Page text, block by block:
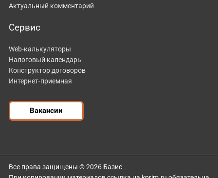
Актуальный комментарий
Сервис
Web-калькуляторы
Налоговый календарь
Конструктор договоров
Интернет-приемная
Вакансии
Все права защищены © 2026 Базис